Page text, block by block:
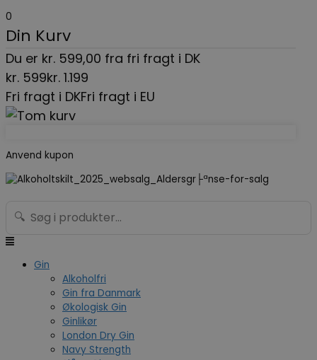
0
Din Kurv
Du er kr. 599,00 fra fri fragt i DK
kr. 599kr. 1.199
Fri fragt i DKFri fragt i EU
Anvend kupon
til
indholdet
🔍
Gin
Alkoholfri
Gin fra Danmark
Økologisk Gin
Ginlikør
London Dry Gin
Navy Strength